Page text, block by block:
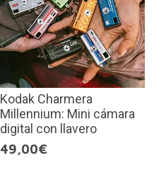
Kodak Charmera
Millennium: Mini cámara
digital con llavero
49,00€